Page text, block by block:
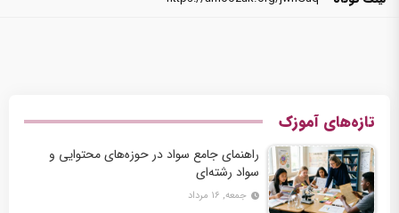
تازه‌های آموزک
راهنمای جامع سواد در حوزه‌های محتوایی و
سواد رشته‌ای
جمعه, ۱۶ مرداد